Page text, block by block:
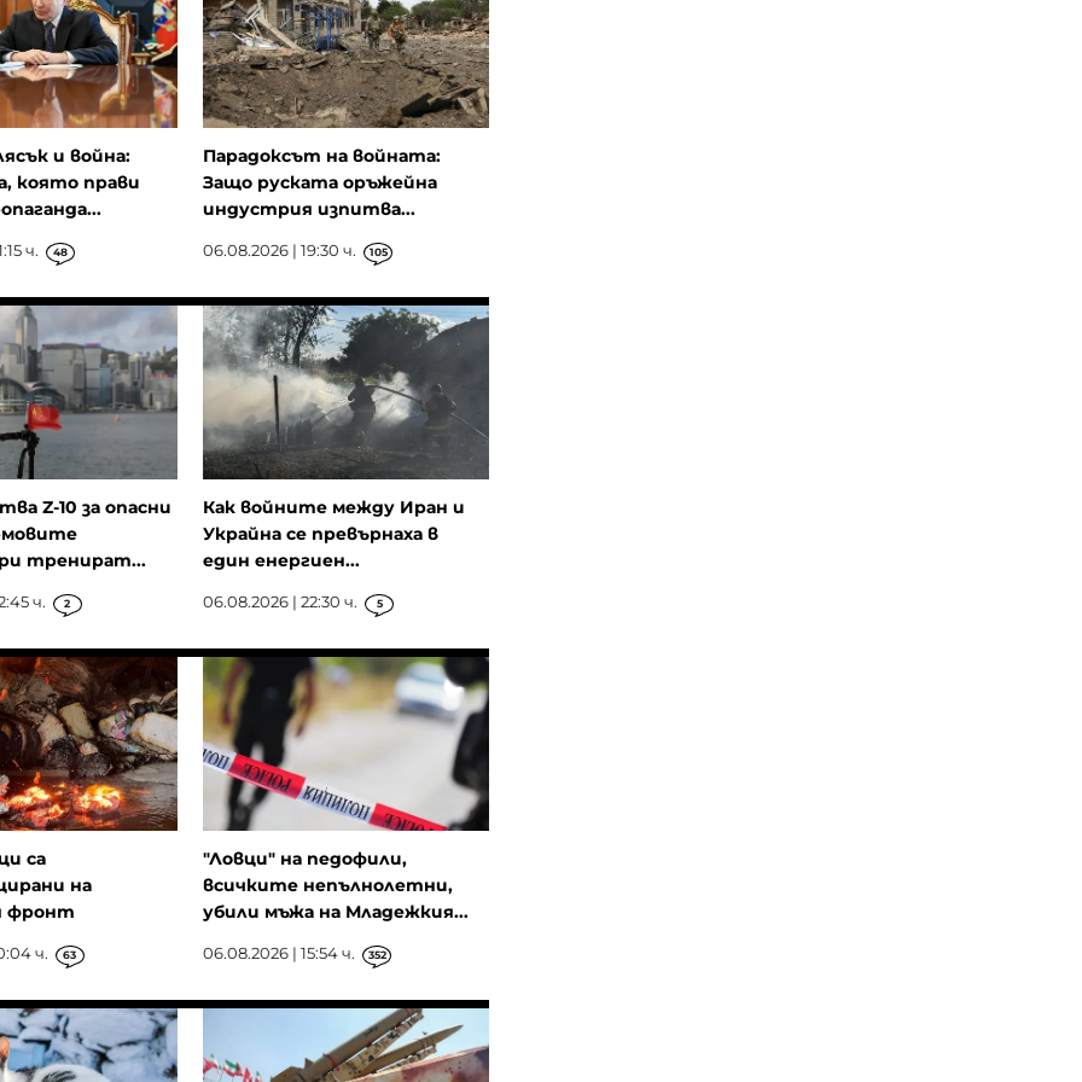
и война:
която прави
ч. 48
Парадоксът на войната:
Защо руската оръжейна
индустрия изпитва...
06.08.2026 | 19:30 ч. 105
Z-10 за опасни
тренират...
ч. 2
Как войните между Иран и
Украйна се превърнаха в
един енергиен...
06.08.2026 | 22:30 ч. 5
са
на
фронт
ч. 63
"Ловци" на педофили,
всичките непълнолетни,
убили мъжа на Младежкия...
06.08.2026 | 15:54 ч. 352